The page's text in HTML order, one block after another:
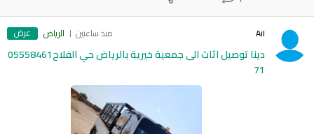
Ail منذ ساعتين الرياض عرض
دينا توصيل اثاث الى جمعية خيرية بالرياض حي الفلاح05558461
71